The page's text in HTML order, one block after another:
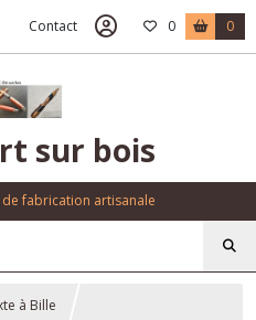
Contact 0 0
sur bois
fabrication artisanale
à Bille